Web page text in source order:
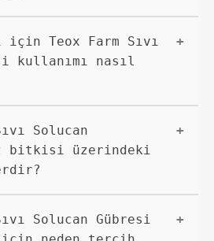
Toprağın mineral
bitkilerin beslenmesini
bir kez uygulanması
Teox Farm Sıvı
kullanımı nasıl
püskürtülerek veya kök
suyuyla birlikte
bitkilerin büyümesi
Solucan
bitkisi üzerindeki
teşvik eder, bitkinin
meyve kalitesini yükseltir
Solucan Gübresi